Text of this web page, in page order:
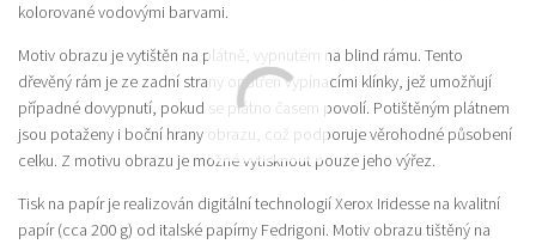
kolorované vodovými barvami.
Motiv obrazu je vytištěn na plátně, vypnutém na blind rámu. Tento
dřevěný rám je ze zadní strany opatřen vypínacími klínky, jež umožňují
případné dovypnutí, pokud se plátno časem povolí. Potištěným plátnem
jsou potaženy i boční hrany obrazu, což podporuje věrohodné působení
celku. Z motivu obrazu je možné vytisknout pouze jeho výřez.
Tisk na papír je realizován digitální technologií Xerox Iridesse na kvalitní
papír (cca 200 g) od italské papírny Fedrigoni. Motiv obrazu tištěný na